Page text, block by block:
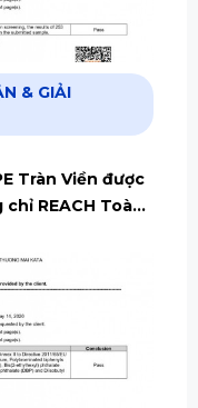
& GIẢI
Tràn Viền được
chỉ REACH Toàn